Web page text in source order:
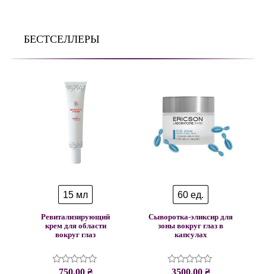
БЕСТСЕЛЛЕРЫ
15 мл
Ревитализирующий
крем для области
вокруг глаз
Оценка
750.00 ₴
60 ед.
Сыворотка-эликсир для
зоны вокруг глаз в
капсулах
Оценка
3500.00 ₴